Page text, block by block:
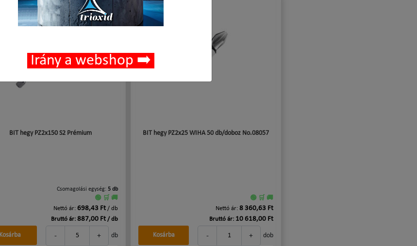
BIT hegy PZ2x150 S2 Prémium
Csomagolási egység: 5 db
🟢 🛒 🚚
Nettó ár: 698,43 Ft / db
Bruttó ár: 887,00 Ft / db
- + db
Kosárba
BIT hegy PZ2x25 WIHA 50 db/doboz No.08057
🟢 🛒 🚚
Nettó ár: 8 360,63 Ft
Bruttó ár: 10 618,00 Ft
- + dob
Kosárba
Irány a webshop ➡️